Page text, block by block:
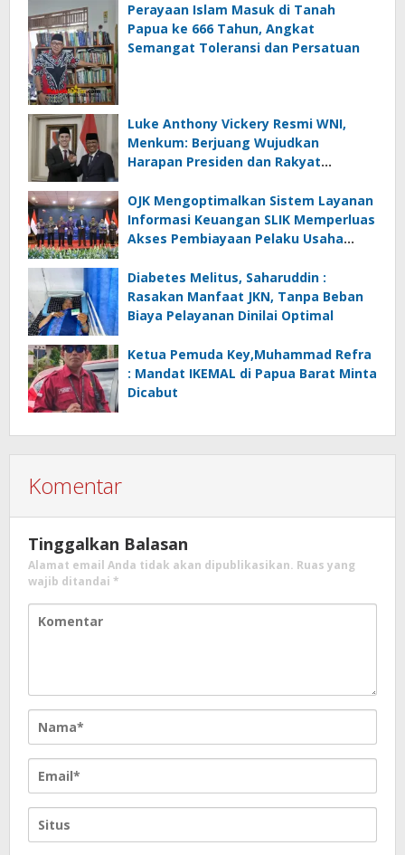
Perayaan Islam Masuk di Tanah
Papua ke 666 Tahun, Angkat
Semangat Toleransi dan Persatuan
Luke Anthony Vickery Resmi WNI,
Menkum: Berjuang Wujudkan
Harapan Presiden dan Rakyat
OJK Mengoptimalkan Sistem Layanan
Informasi Keuangan SLIK Memperluas
Akses Pembiayaan Pelaku Usaha
Diabetes Melitus, Saharuddin :
Rasakan Manfaat JKN, Tanpa Beban
Biaya Pelayanan Dinilai Optimal
Ketua Pemuda Key,Muhammad Refra
: Mandat IKEMAL di Papua Barat Minta
Dicabut
Komentar
Tinggalkan Balasan
Alamat email Anda tidak akan dipublikasikan. Ruas yang
wajib ditandai *